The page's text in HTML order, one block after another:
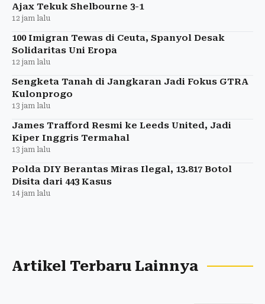
Ajax Tekuk Shelbourne 3-1
12 jam lalu
100 Imigran Tewas di Ceuta, Spanyol Desak
Solidaritas Uni Eropa
12 jam lalu
Sengketa Tanah di Jangkaran Jadi Fokus GTRA
Kulonprogo
13 jam lalu
James Trafford Resmi ke Leeds United, Jadi
Kiper Inggris Termahal
13 jam lalu
Polda DIY Berantas Miras Ilegal, 13.817 Botol
Disita dari 443 Kasus
14 jam lalu
Artikel Terbaru Lainnya